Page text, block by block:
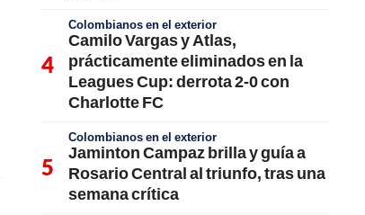
Colombianos en el exterior
Camilo Vargas y Atlas,
prácticamente eliminados en la
Leagues Cup: derrota 2-0 con
Charlotte FC
Colombianos en el exterior
Jaminton Campaz brilla y guía a
Rosario Central al triunfo, tras una
semana crítica